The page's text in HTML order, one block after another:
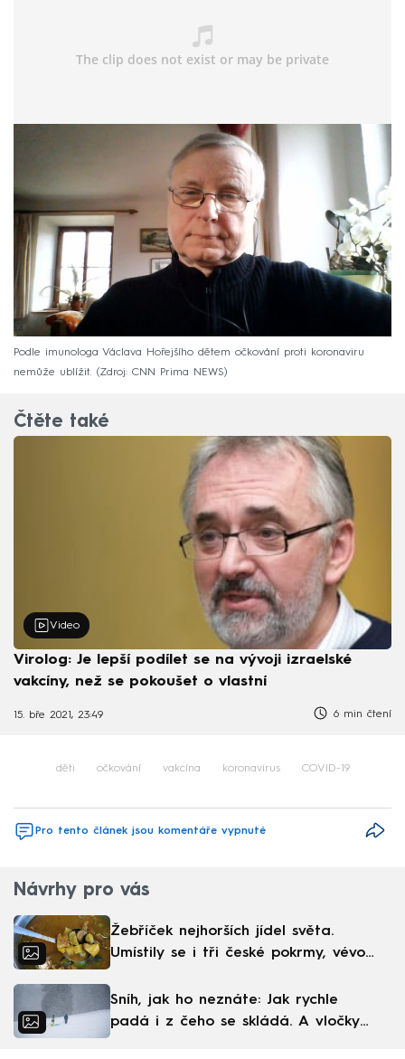
Podle imunologa Václava Hořejšího dětem očkování proti koronaviru
nemůže ublížit.
Zdroj: CNN Prima NEWS
Čtěte také
Video
Virolog: Je lepší podílet se na vývoji izraelské
vakcíny, než se pokoušet o vlastní
15. bře 2021, 23:49 6 min čtení
děti očkování vakcína koronavirus COVID-19
Pro tento článek jsou komentáře vypnuté
Návrhy pro vás
Žebříček nejhorších jídel světa.
Umístily se i tři české pokrmy, vévodí
Sníh, jak ho neznáte: Jak rychle
padá i z čeho se skládá. A vločky